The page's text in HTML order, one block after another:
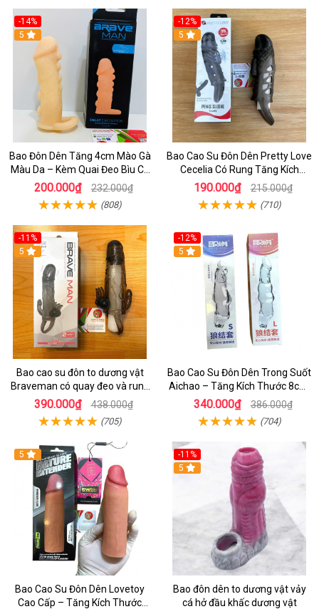
-14%
5
Bao Đôn Dên Tăng 4cm Mào Gà
Màu Da – Kèm Quai Đeo Bìu Cố
Định, Hỗ Trợ Nam Giới Yếu Sinh
Lý
200.000₫ 232.000₫
(808)
-12%
5
Bao Cao Su Đôn Dên Pretty Love
Cecelia Có Rung Tăng Kích
Thước, Kéo Dài Quan Hệ
190.000₫ 215.000₫
(710)
-11%
5
Bao cao su đôn to dương vật
Braveman có quay đeo và rung
hai đầu
390.000₫ 438.000₫
(705)
-12%
5
Bao Cao Su Đôn Dên Trong Suốt
Aichao – Tăng Kích Thước 8cm,
Có Quai Đeo Bìu
340.000₫ 386.000₫
(704)
5
Bao Cao Su Đôn Dên Lovetoy
Cao Cấp – Tăng Kích Thước
-11%
5
Bao đôn dên to dương vật vảy
cá hở đầu khấc dương vật